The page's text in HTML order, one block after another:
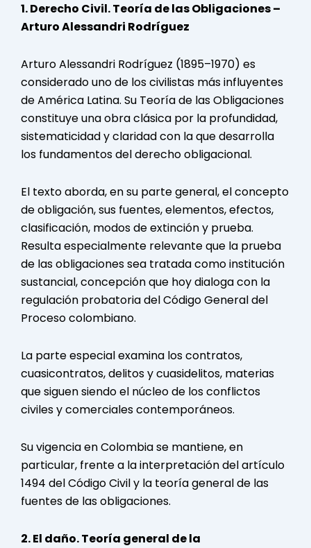
1. Derecho Civil. Teoría de las Obligaciones –
Arturo Alessandri Rodríguez
Arturo Alessandri Rodríguez (1895–1970) es
considerado uno de los civilistas más influyentes
de América Latina. Su Teoría de las Obligaciones
constituye una obra clásica por la profundidad,
sistematicidad y claridad con la que desarrolla
los fundamentos del derecho obligacional.
El texto aborda, en su parte general, el concepto
de obligación, sus fuentes, elementos, efectos,
clasificación, modos de extinción y prueba.
Resulta especialmente relevante que la prueba
de las obligaciones sea tratada como institución
sustancial, concepción que hoy dialoga con la
regulación probatoria del Código General del
Proceso colombiano.
La parte especial examina los contratos,
cuasicontratos, delitos y cuasidelitos, materias
que siguen siendo el núcleo de los conflictos
civiles y comerciales contemporáneos.
Su vigencia en Colombia se mantiene, en
particular, frente a la interpretación del artículo
1494 del Código Civil y la teoría general de las
fuentes de las obligaciones.
2. El daño. Teoría general de la